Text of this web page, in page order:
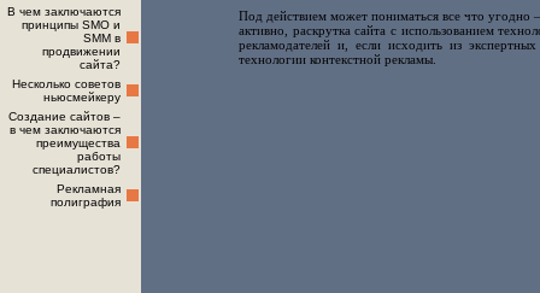
В чем заключаются
принципы SMO и
SMM в
продвижении
сайта?
Несколько советов
ньюсмейкеру
Создание сайтов –
в чем заключаются
преимущества
работы
специалистов?
Рекламная
полиграфия
Под действием может пониматься все что угодно
активно, раскрутка сайта с использованием
рекламодателей и, если исходить из
технологии контекстной рекламы.